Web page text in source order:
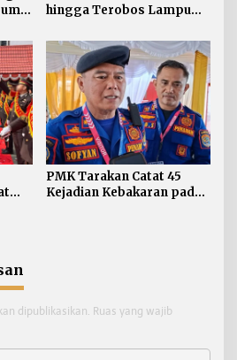
hingga Terobos Lampu
Pelanggaran ETLE di
Tarakan
PMK Tarakan Catat 45
Kejadian Kebakaran pada
dipublikasikan. Ruas yang wajib